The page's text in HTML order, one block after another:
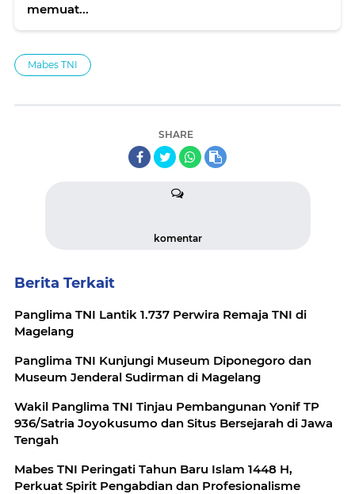
memuat...
Mabes TNI
SHARE
komentar
Berita Terkait
Panglima TNI Lantik 1.737 Perwira Remaja TNI di
Magelang
Panglima TNI Kunjungi Museum Diponegoro dan
Museum Jenderal Sudirman di Magelang
Wakil Panglima TNI Tinjau Pembangunan Yonif TP
936/Satria Joyokusumo dan Situs Bersejarah di Jawa
Tengah
Mabes TNI Peringati Tahun Baru Islam 1448 H,
Perkuat Spirit Pengabdian dan Profesionalisme